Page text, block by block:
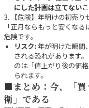
にした計画は立てない
3. 【危険】年明けの初売り
「正月ならもっと安くな
危険です。
リスク: 年が明けた瞬間
される恐れがあります
のは「値上がり後の価
られます。
■まとめ：今、「買
衛」である